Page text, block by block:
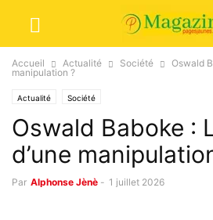
Accueil Actualité Société
Oswald
manipulation ?
Actualité Société
Oswald Baboke :
d’une
Par Alphonse Jènè - 1 juillet 2026